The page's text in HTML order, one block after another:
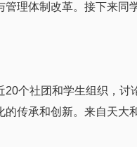
理体制改革。接下来同
社团和学生组织，讨
传承和创新。来自天大